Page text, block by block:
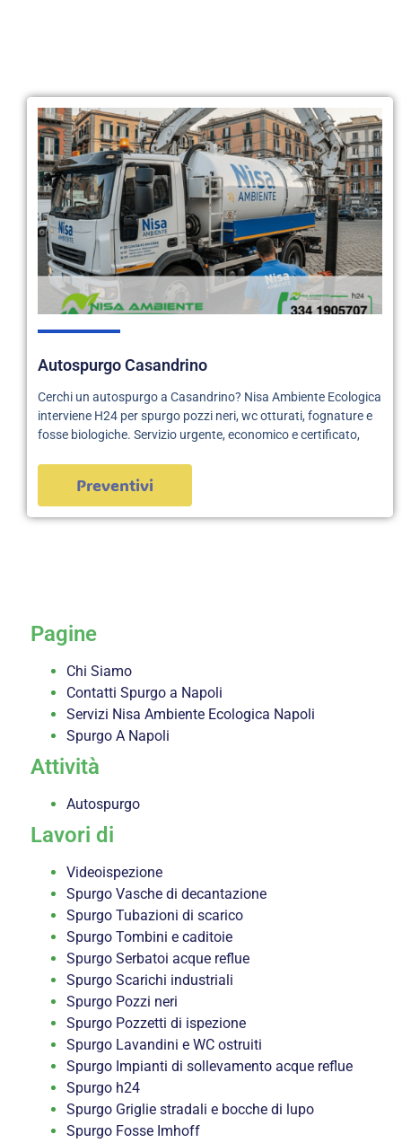
Autospurgo Casandrino
Cerchi un autospurgo a Casandrino? Nisa Ambiente Ecologica
interviene H24 per spurgo pozzi neri, wc otturati, fognature e
fosse biologiche. Servizio urgente, economico e certificato,
Preventivi
Pagine
Chi Siamo
Contatti Spurgo a Napoli
Servizi Nisa Ambiente Ecologica Napoli
Spurgo A Napoli
Attività
Autospurgo
Lavori di
Videoispezione
Spurgo Vasche di decantazione
Spurgo Tubazioni di scarico
Spurgo Tombini e caditoie
Spurgo Serbatoi acque reflue
Spurgo Scarichi industriali
Spurgo Pozzi neri
Spurgo Pozzetti di ispezione
Spurgo Lavandini e WC ostruiti
Spurgo Impianti di sollevamento acque reflue
Spurgo h24
Spurgo Griglie stradali e bocche di lupo
Spurgo Fosse Imhoff